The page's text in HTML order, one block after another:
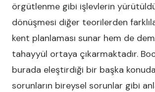
örgütlenme gibi işlevlerin
dönüşmesi diğer teorilerden
kent planlaması sunar hem de
tahayyül ortaya çıkarmaktadır.
burada eleştirdiği bir başka
sorunların bireysel sorunlar gibi